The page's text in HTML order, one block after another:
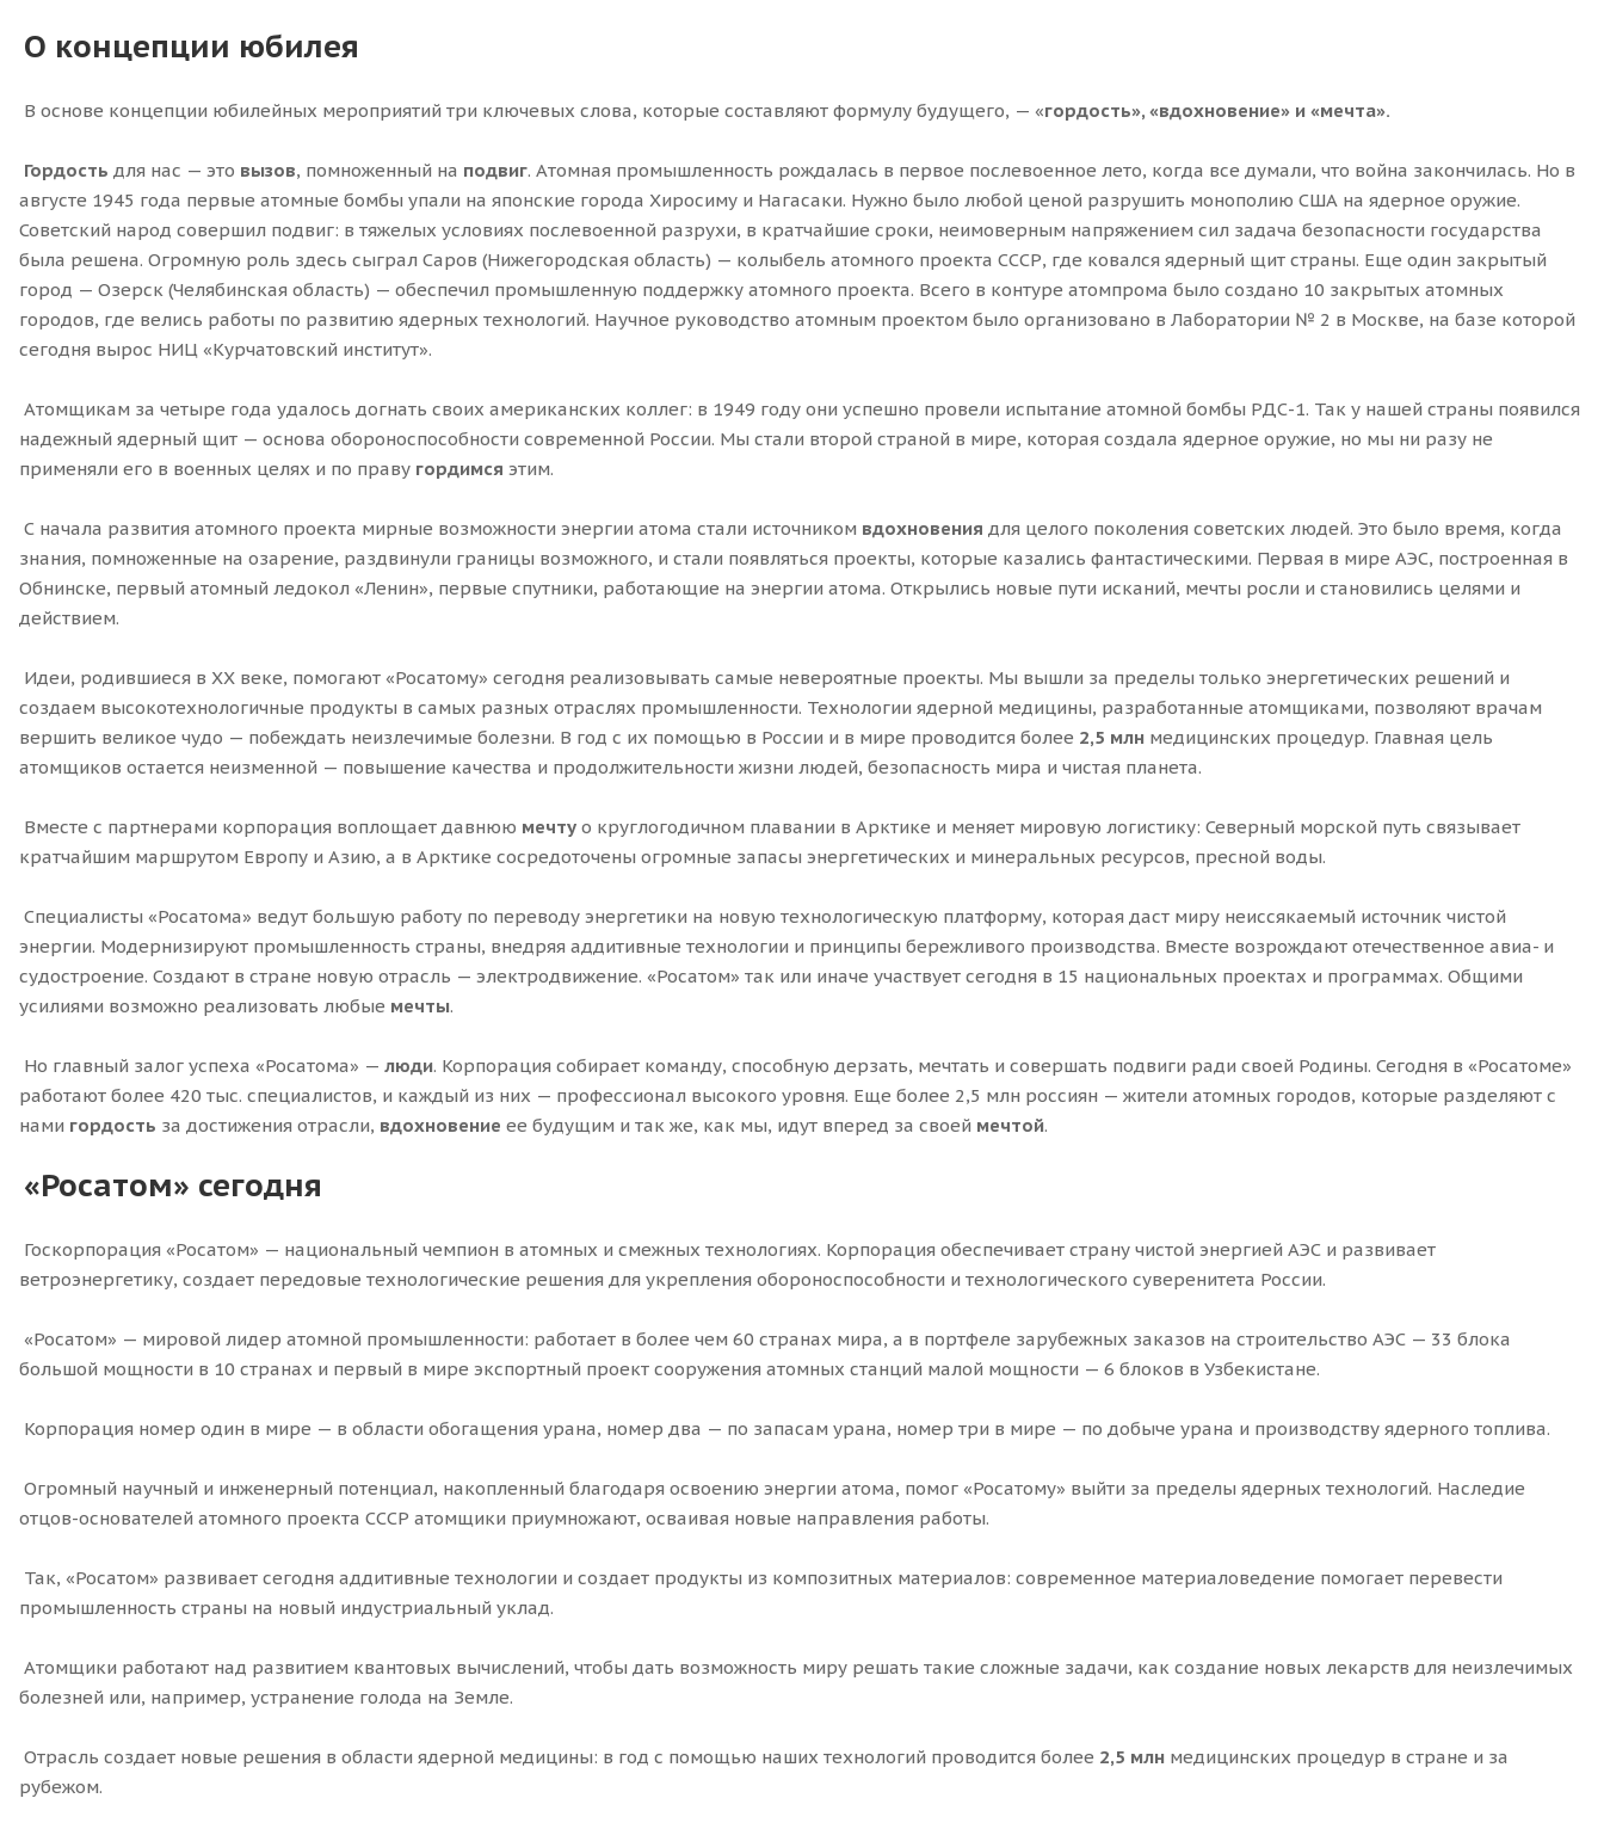
О концепции юбилея
В основе концепции юбилейных мероприятий три ключевых слова, которые составляют формулу будущего, — «гордость», «вдохновение» и «мечта».
Гордость для нас — это вызов, помноженный на подвиг. Атомная промышленность рождалась в первое послевоенное лето, когда все думали, что война закончилась. Но в
августе 1945 года первые атомные бомбы упали на японские города Хиросиму и Нагасаки. Нужно было любой ценой разрушить монополию США на ядерное оружие.
Советский народ совершил подвиг: в тяжелых условиях послевоенной разрухи, в кратчайшие сроки, неимоверным напряжением сил задача безопасности государства
была решена. Огромную роль здесь сыграл Саров (Нижегородская область) — колыбель атомного проекта СССР, где ковался ядерный щит страны. Еще один закрытый
город — Озерск (Челябинская область) — обеспечил промышленную поддержку атомного проекта. Всего в контуре атомпрома было создано 10 закрытых атомных
городов, где велись работы по развитию ядерных технологий. Научное руководство атомным проектом было организовано в Лаборатории № 2 в Москве, на базе которой
сегодня вырос НИЦ «Курчатовский институт».
Атомщикам за четыре года удалось догнать своих американских коллег: в 1949 году они успешно провели испытание атомной бомбы РДС-1. Так у нашей страны появился
надежный ядерный щит — основа обороноспособности современной России. Мы стали второй страной в мире, которая создала ядерное оружие, но мы ни разу не
применяли его в военных целях и по праву гордимся этим.
С начала развития атомного проекта мирные возможности энергии атома стали источником вдохновения для целого поколения советских людей. Это было время, когда
знания, помноженные на озарение, раздвинули границы возможного, и стали появляться проекты, которые казались фантастическими. Первая в мире АЭС, построенная в
Обнинске, первый атомный ледокол «Ленин», первые спутники, работающие на энергии атома. Открылись новые пути исканий, мечты росли и становились целями и
действием.
Идеи, родившиеся в ХХ веке, помогают «Росатому» сегодня реализовывать самые невероятные проекты. Мы вышли за пределы только энергетических решений и
создаем высокотехнологичные продукты в самых разных отраслях промышленности. Технологии ядерной медицины, разработанные атомщиками, позволяют врачам
вершить великое чудо — побеждать неизлечимые болезни. В год с их помощью в России и в мире проводится более 2,5 млн медицинских процедур. Главная цель
атомщиков остается неизменной — повышение качества и продолжительности жизни людей, безопасность мира и чистая планета.
Вместе с партнерами корпорация воплощает давнюю мечту о круглогодичном плавании в Арктике и меняет мировую логистику: Северный морской путь связывает
кратчайшим маршрутом Европу и Азию, а в Арктике сосредоточены огромные запасы энергетических и минеральных ресурсов, пресной воды.
Специалисты «Росатома» ведут большую работу по переводу энергетики на новую технологическую платформу, которая даст миру неиссякаемый источник чистой
энергии. Модернизируют промышленность страны, внедряя аддитивные технологии и принципы бережливого производства. Вместе возрождают отечественное авиа- и
судостроение. Создают в стране новую отрасль — электродвижение. «Росатом» так или иначе участвует сегодня в 15 национальных проектах и программах. Общими
усилиями возможно реализовать любые мечты.
Но главный залог успеха «Росатома» — люди. Корпорация собирает команду, способную дерзать, мечтать и совершать подвиги ради своей Родины. Сегодня в «Росатоме»
работают более 420 тыс. специалистов, и каждый из них — профессионал высокого уровня. Еще более 2,5 млн россиян — жители атомных городов, которые разделяют с
нами гордость за достижения отрасли, вдохновение ее будущим и так же, как мы, идут вперед за своей мечтой.
«Росатом» сегодня
Госкорпорация «Росатом» — национальный чемпион в атомных и смежных технологиях. Корпорация обеспечивает страну чистой энергией АЭС и развивает
ветроэнергетику, создает передовые технологические решения для укрепления обороноспособности и технологического суверенитета России.
«Росатом» — мировой лидер атомной промышленности: работает в более чем 60 странах мира, а в портфеле зарубежных заказов на строительство АЭС — 33 блока
большой мощности в 10 странах и первый в мире экспортный проект сооружения атомных станций малой мощности — 6 блоков в Узбекистане.
Корпорация номер один в мире — в области обогащения урана, номер два — по запасам урана, номер три в мире — по добыче урана и производству ядерного топлива.
Огромный научный и инженерный потенциал, накопленный благодаря освоению энергии атома, помог «Росатому» выйти за пределы ядерных технологий. Наследие
отцов-основателей атомного проекта СССР атомщики приумножают, осваивая новые направления работы.
Так, «Росатом» развивает сегодня аддитивные технологии и создает продукты из композитных материалов: современное материаловедение помогает перевести
промышленность страны на новый индустриальный уклад.
Атомщики работают над развитием квантовых вычислений, чтобы дать возможность миру решать такие сложные задачи, как создание новых лекарств для неизлечимых
болезней или, например, устранение голода на Земле.
Отрасль создает новые решения в области ядерной медицины: в год с помощью наших технологий проводится более 2,5 млн медицинских процедур в стране и за
рубежом.